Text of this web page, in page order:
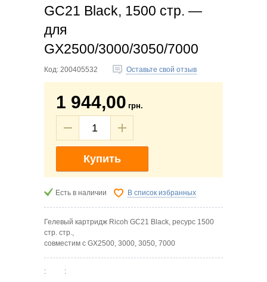
GC21 Black, 1500 стр. —
для
GX2500/3000/3050/7000
Код: 200405532 Оставьте свой отзыв
1 944,00 грн.
Купить
Есть в наличии В список избранных
Гелевый картридж Ricoh GC21 Black, ресурс 1500
стр. стр.,
совместим с GX2500, 3000, 3050, 7000
: :